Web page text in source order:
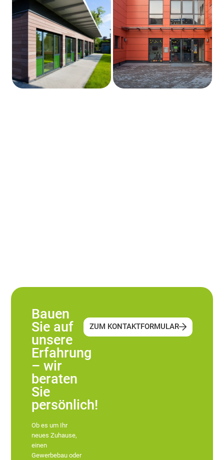
Bauen
Sie auf
unsere
Erfahrung
– wir
beraten
Sie
persönlich!
Ob es um Ihr
neues Zuhause,
einen
Gewerbebau oder
ZUM KONTAKTFORMULAR